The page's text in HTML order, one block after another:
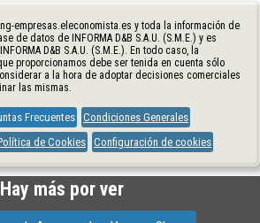
empresas.eleconomista.es y toda la información de
de datos de INFORMA D&B S.A.U. (S.M.E.) y es
D&B S.A.U. (S.M.E.). En todo caso, la
proporcionamos debe ser tenida en cuenta sólo
a la hora de adoptar decisiones comerciales
las mismas.
Frecuentes
Condiciones Generales
de Cookies Configuración de cookies
Hay más por ver